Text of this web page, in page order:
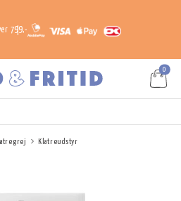
799,-
0
Klatreudstyr